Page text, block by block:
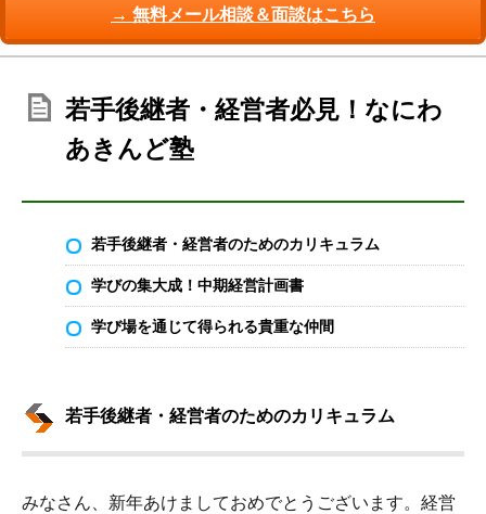
→ 無料メール相談＆面談はこちら
若手後継者・経営者必見！なにわ
あきんど塾
若手後継者・経営者のためのカリキュラム
学びの集大成！中期経営計画書
学び場を通じて得られる貴重な仲間
若手後継者・経営者のためのカリキュラム
みなさん、新年あけましておめでとうございます。経営